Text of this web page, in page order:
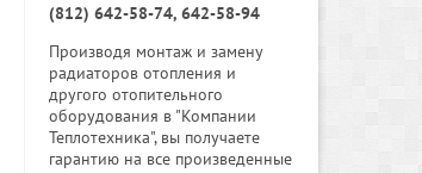
(812) 642-58-74, 642-58-94
Производя монтаж и замену
радиаторов отопления и
другого отопительного
оборудования в "Компании
Теплотехника", вы получаете
гарантию на все произведенные